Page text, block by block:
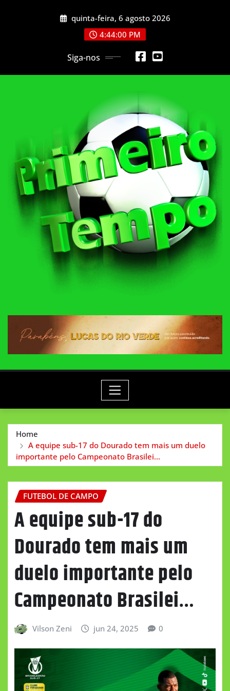
quinta-feira, 6 agosto 2026
4:44:03 PM
Siga-nos
Home
A equipe sub-17 do Dourado tem mais um duelo
importante pelo Campeonato Brasilei…
FUTEBOL DE CAMPO
A equipe sub-17 do
Dourado tem mais um
duelo importante pelo
Campeonato Brasilei…
Vilson Zeni jun 24, 2025 0